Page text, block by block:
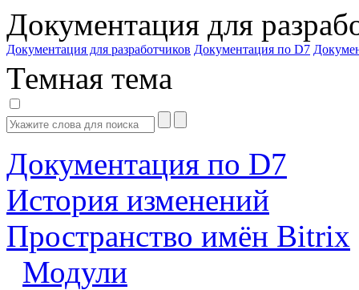
Документация для
Документация для разработчиков Документация по D7
Темная тема
Документация по D7
История изменений
Пространство имён Bitrix
Модули